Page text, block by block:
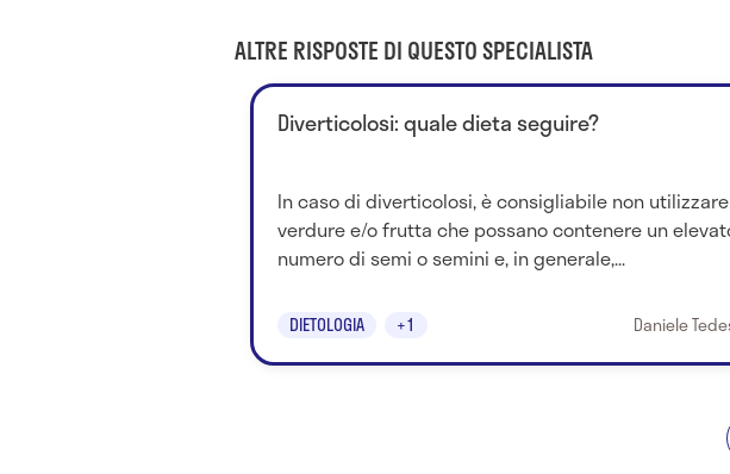
ALTRE RISPOSTE DI QUESTO SPECIALISTA
Diverticolosi: quale dieta seguire?
In caso di diverticolosi, è consigliabile non utilizzare
verdure e/o frutta che possano contenere un
numero di semi o semini e, in generale,...
DIETOLOGIA +1 Daniele